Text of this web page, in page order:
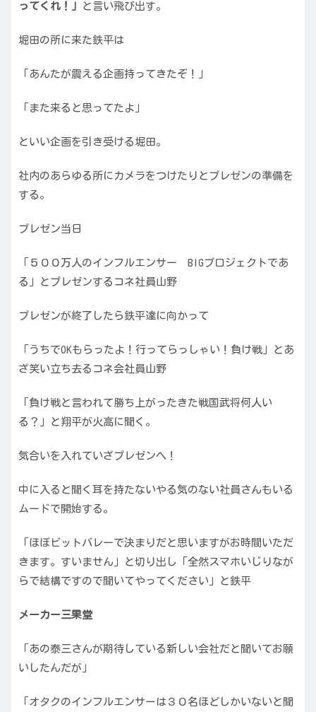
ってくれ！」
と言い飛び出す。
堀田の所に来た鉄平は
「あんたが震える企画持ってきたぞ！」
「また来ると思ってたよ」
といい企画を引き受ける堀田。
社内のあらゆる所にカメラをつけたりとプレゼンの準備を
する。
プレゼン当日
「５００万人のインフルエンサー BIGプロジェクトであ
る」とプレゼンするコネ社員山野
プレゼンが終了したら鉄平達に向かって
「うちでOKもらったよ！行ってらっしゃい！負け戦」とあ
ざ笑い立ち去るコネ会社員山野
「負け戦と言われて勝ち上がったきた戦国武将何人い
る？」と翔平が火高に聞く。
気合いを入れていざプレゼンへ！
中に入ると聞く耳を持たないやる気のない社員さんもいる
ムードで開始する。
「ほぼビットバレーで決まりだと思いますがお時間いただ
きます。すいません」と切り出し「全然スマホいじりなが
らで結構ですので聞いてやってください」と鉄平
メーカー三果堂
「あの泰三さんが期待している新しい会社だと聞いてお願
いしたんだが」
「オタクのインフルエンサーは３０名ほどしかいないと聞